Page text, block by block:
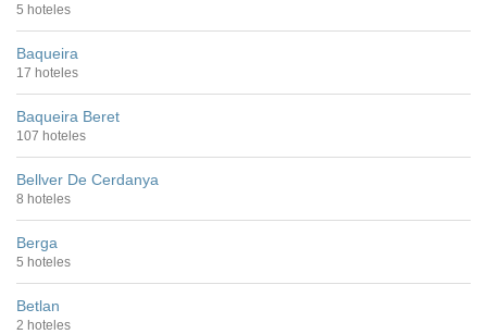
5 hoteles
Baqueira
17 hoteles
Baqueira Beret
107 hoteles
Bellver De Cerdanya
8 hoteles
Berga
5 hoteles
Betlan
2 hoteles